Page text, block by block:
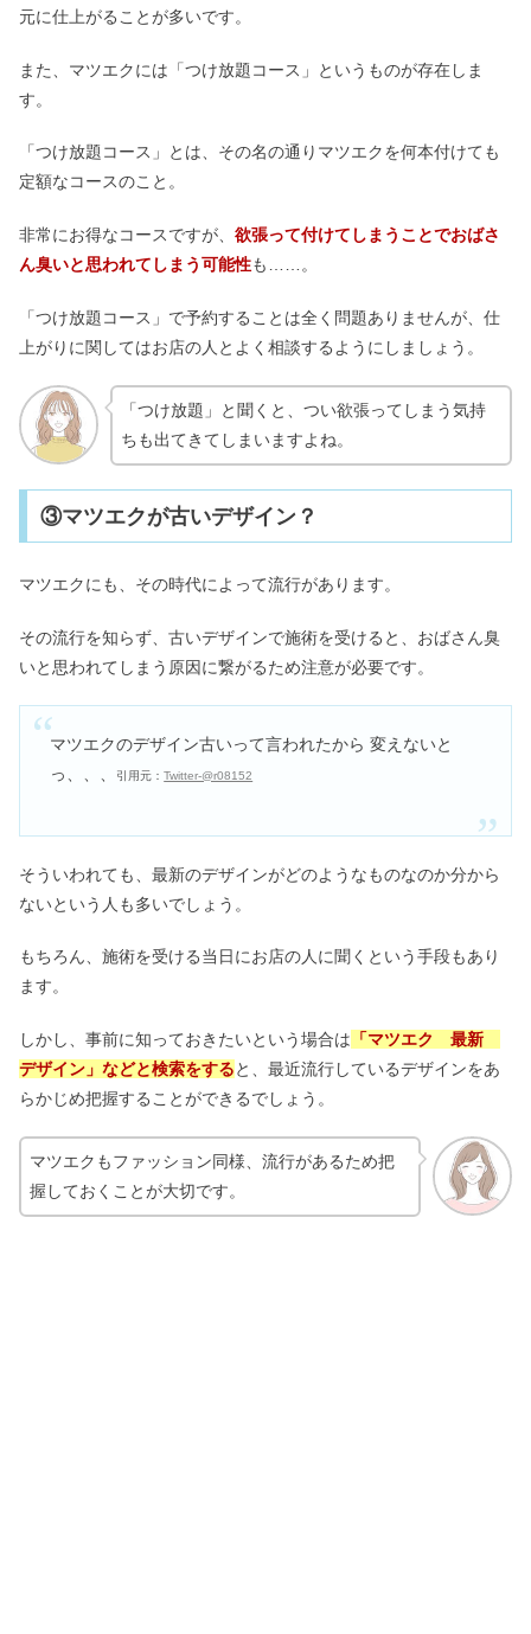
元に仕上がることが多いです。
また、マツエクには「つけ放題コース」というものが存在しま
す。
「つけ放題コース」とは、その名の通りマツエクを何本付けても
定額なコースのこと。
非常にお得なコースですが、 欲張って付けてしまうことでおばさ
ん臭いと思われてしまう可能性も……。
「つけ放題コース」で予約することは全く問題ありませんが、仕
上がりに関してはお店の人とよく相談するようにしましょう。
「つけ放題」と聞くと、つい欲張ってしまう気持
ちも出てきてしまいますよね。
③マツエクが古いデザイン？
マツエクにも、その時代によって流行があります。
その流行を知らず、古いデザインで施術を受けると、おばさん臭
いと思われてしまう原因に繋がるため注意が必要です。
マツエクのデザイン古いって言われたから 変えないと
っ、、、
引用元：Twitter-@r08152
そういわれても、最新のデザインがどのようなものなのか分から
ないという人も多いでしょう。
もちろん、施術を受ける当日にお店の人に聞くという手段もあり
ます。
しかし、事前に知っておきたいという場合は 「マツエク 最新
デザイン」などと検索をすると、最近流行しているデザインをあ
らかじめ把握することができるでしょう。
マツエクもファッション同様、流行があるため把
握しておくことが大切です。